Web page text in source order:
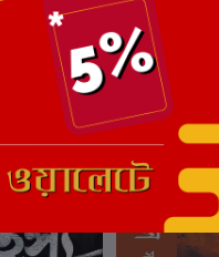
লেখক:
₹350.00
ছাড় 8%